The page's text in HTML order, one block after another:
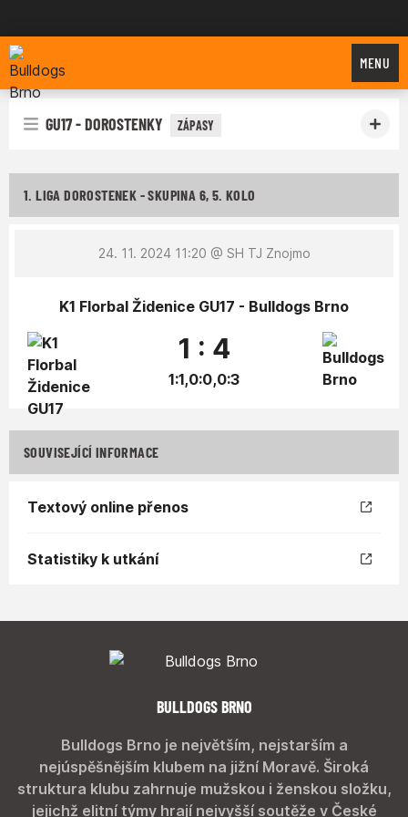
Bulldogs Brno
MENU
GU17 - DOROSTENKY ZÁPASY
1. LIGA DOROSTENEK - SKUPINA 6, 5. KOLO
24. 11. 2024 11:20 @ SH TJ Znojmo
K1 Florbal Židenice GU17 - Bulldogs Brno
1 : 4
1:1,0:0,0:3
SOUVISEJÍCÍ INFORMACE
Textový online přenos
Statistiky k utkání
BULLDOGS BRNO
Bulldogs Brno je největším, nejstarším a
nejúspěšnějším klubem na jižní Moravě. Široká
struktura klubu zahrnuje mužskou i ženskou složku,
jejichž elitní týmy hrají nejvyšší soutěže v České